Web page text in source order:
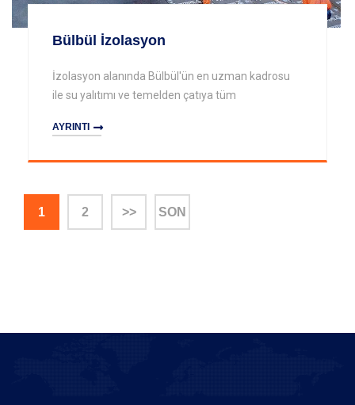
Bülbül İzolasyon
İzolasyon alanında Bülbül'ün en uzman kadrosu
ile su yalıtımı ve temelden çatıya tüm
AYRINTI
1 2 >> SON